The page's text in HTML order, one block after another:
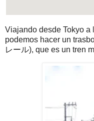
Viajando desde Tokyo a
podemos hacer un
レール), que es un tren